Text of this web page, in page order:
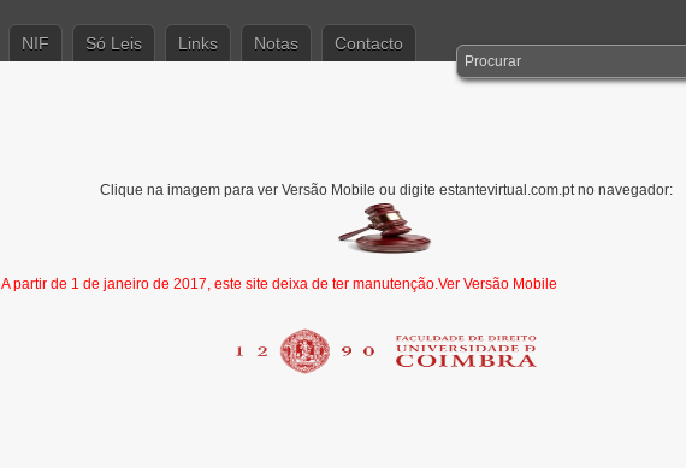
NIF Só Leis Links Notas Contacto
Clique na imagem para ver Versão Mobile ou digite estantevirtual.com.pt no navegador:
A partir de 1 de janeiro de 2017, este site deixa de ter manutenção.Ver Versão Mobile